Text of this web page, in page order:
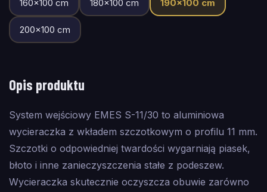
160×100 cm 180×100 cm 190×100 cm
200×100 cm
Opis produktu
System wejściowy EMES S-11/30 to aluminiowa
wycieraczka z wkładem szczotkowym o profilu 11 mm.
Szczotki o odpowiedniej twardości wygarniają piasek,
błoto i inne zanieczyszczenia stałe z podeszew.
Wycieraczka skutecznie oczyszcza obuwie zarówno